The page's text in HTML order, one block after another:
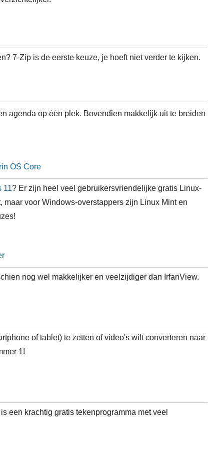
7-Zip is de eerste keuze, je hoeft niet verder te kijken.
agenda op één plek. Bovendien makkelijk uit te breiden
OS Core
11? Er zijn heel veel gebruikersvriendelijke gratis Linux-
voor Windows-overstappers zijn Linux Mint en
nog wel makkelijker en veelzijdiger dan IrfanView.
of tablet) te zetten of video's wilt converteren naar
1!
een krachtig gratis tekenprogramma met veel